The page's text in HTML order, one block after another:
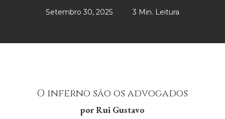
Setembro 30, 2025 3 Min. Leitura
O inferno são os advogados
por Rui Gustavo